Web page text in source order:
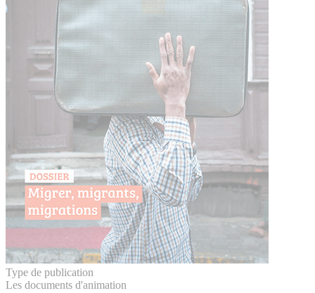
Type de publication
Les documents d'animation